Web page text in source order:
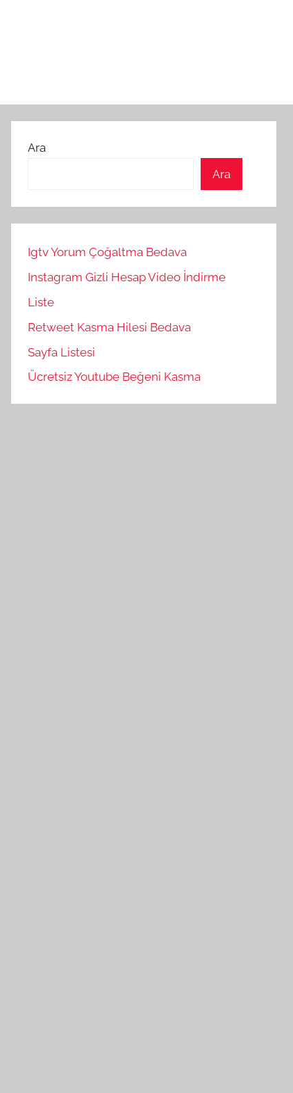
Ara
Ara
Igtv Yorum Çoğaltma Bedava
Instagram Gizli Hesap Video İndirme
Liste
Retweet Kasma Hilesi Bedava
Sayfa Listesi
Ücretsiz Youtube Beğeni Kasma